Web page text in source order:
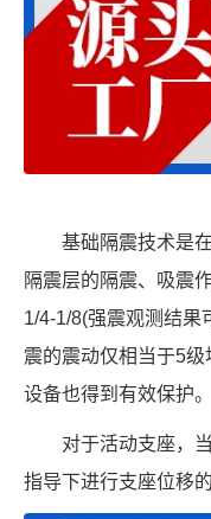
基础隔震技术是
隔震层的隔震、吸震
1/4-1/8(强震观测结果
震的震动仅相当于5
设备也得到有效保护。
对于活动支座，
指导下进行支座位移